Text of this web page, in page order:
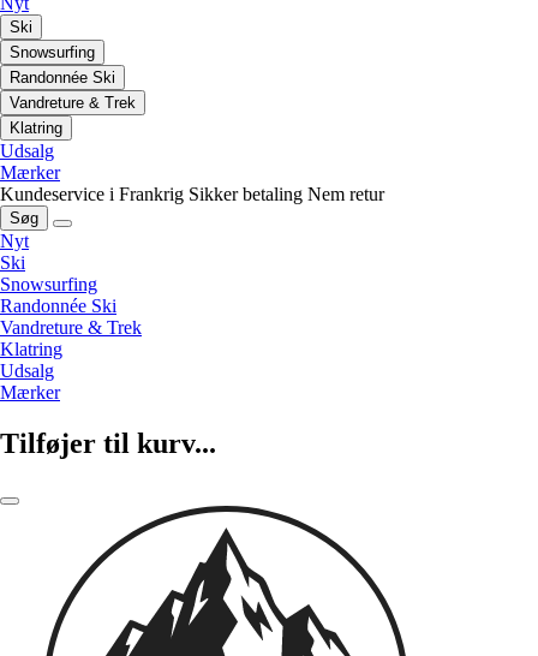
Ski
Snowsurfing
Randonnée Ski
Vandreture & Trek
Klatring
Udsalg
Mærker
Kundeservice i Frankrig Sikker betaling Nem retur
Søg
Nyt
Ski
Snowsurfing
Randonnée Ski
Vandreture & Trek
Klatring
Udsalg
Mærker
Tilføjer til kurv...